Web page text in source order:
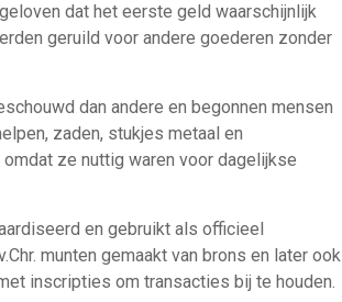
dat het eerste geld waarschijnlijk
geruild voor andere goederen zonder
dan andere en begonnen mensen
zaden, stukjes metaal en
ze nuttig waren voor dagelijkse
en gebruikt als officieel
munten gemaakt van brons en later ook
inscripties om transacties bij te houden.